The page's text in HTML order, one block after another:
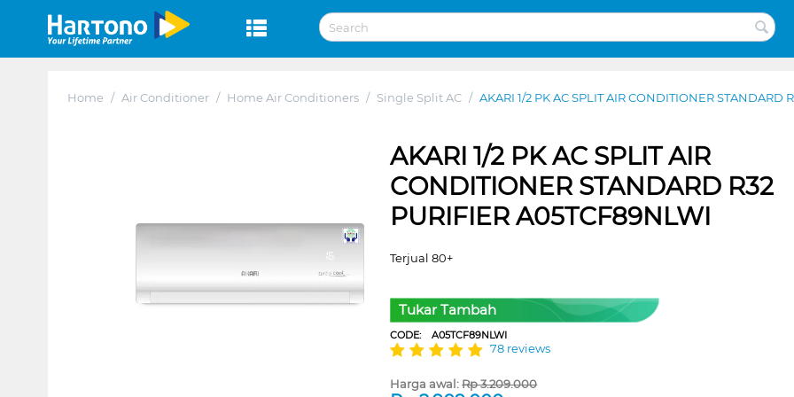
Home / Air Conditioner / Home Air Conditioners / Single Split AC / AKARI 1/2 PK AC SPLIT AIR CONDITIONER STANDARD
AKARI 1/2 PK AC SPLIT AIR
CONDITIONER STANDARD R32
PURIFIER A05TCF89NLWI
Terjual 80+
Tukar Tambah
CODE:A05TCF89NLWI
78 reviews
Harga awal:Rp3.209.000